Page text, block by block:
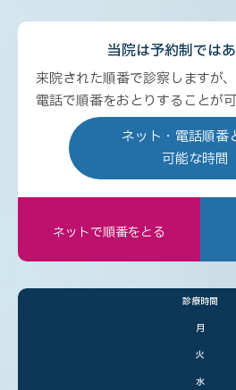
当院は予約制では
来院された順番で診察しますが
電話で順番をおとりすることが可
ネット・電話順番
可能な時間
ネットで順番をとる
診療時間
月
火
水